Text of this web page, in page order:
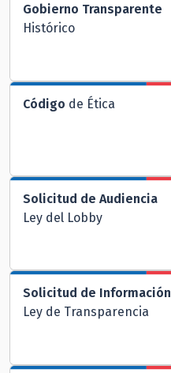
Gobierno Transparente
Histórico
Código de Ética
Solicitud de Audiencia
Ley del Lobby
Solicitud de Información
Ley de Transparencia